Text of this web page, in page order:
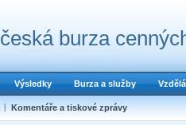
česká burza
Výsledky Burza a služby
Komentáře a tiskové zprávy